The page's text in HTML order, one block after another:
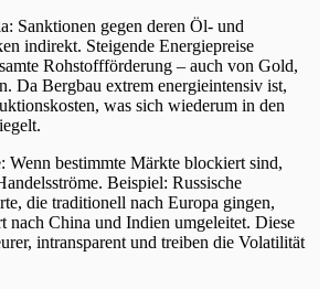
Sanktionen gegen deren Öl- und
indirekt. Steigende Energiepreise
Rohstoffförderung – auch von Gold,
Da Bergbau extrem energieintensiv ist,
was sich wiederum in den
Wenn bestimmte Märkte blockiert sind,
Beispiel: Russische
die traditionell nach Europa gingen,
nach China und Indien umgeleitet. Diese
intransparent und treiben die Volatilität